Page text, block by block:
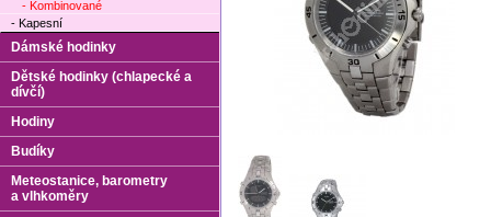
- Kombinované
- Kapesní
Dámské hodinky
Dětské hodinky (chlapecké a
dívčí)
Hodiny
Budíky
Meteostanice, barometry
a vlhkoměry